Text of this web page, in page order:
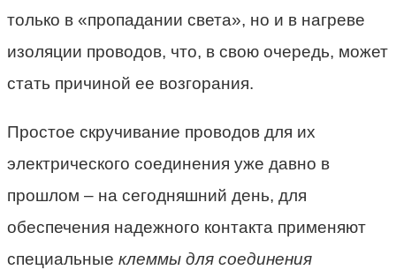
только в «пропадании света», но и в нагреве
изоляции проводов, что, в свою очередь, может
стать причиной ее возгорания.
Простое скручивание проводов для их
электрического соединения уже давно в
прошлом – на сегодняшний день, для
обеспечения надежного контакта применяют
специальные клеммы для соединения